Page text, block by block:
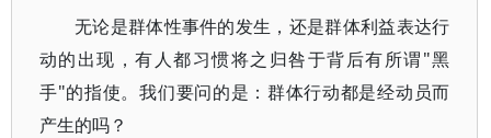
无论是群体性事件的发生，还是群体利益表达行
动的出现，有人都习惯将之归咎于背后有所谓"黑
手"的指使。我们要问的是：群体行动都是经动员而
产生的吗？